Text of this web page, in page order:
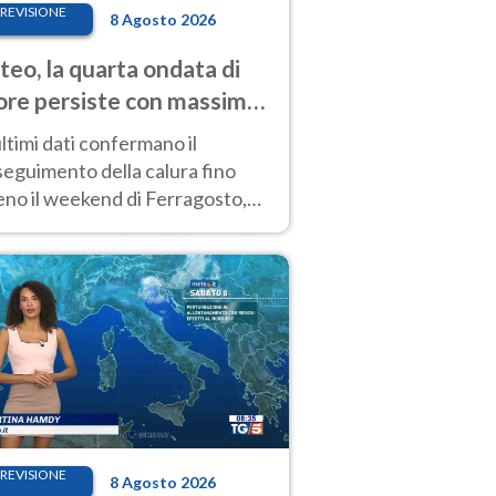
8 Agosto 2026
la quarta ondata di
persiste con massime
molto elevate
dati confermano il
della calura fino
il weekend di Ferragosto,
prossima
8 Agosto 2026